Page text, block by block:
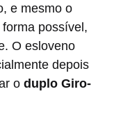
e mesmo o
possível,
O esloveno
depois
o duplo Giro-